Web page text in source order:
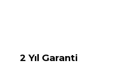
2 Yıl Garanti